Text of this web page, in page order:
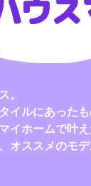
。
イルにあった
イホームで叶
オススメのモ